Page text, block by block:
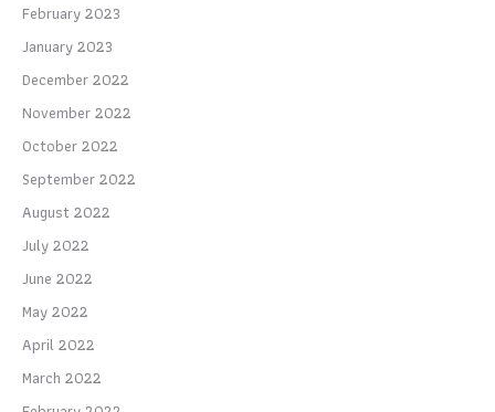
February 2023
January 2023
December 2022
November 2022
October 2022
September 2022
August 2022
July 2022
June 2022
May 2022
April 2022
March 2022